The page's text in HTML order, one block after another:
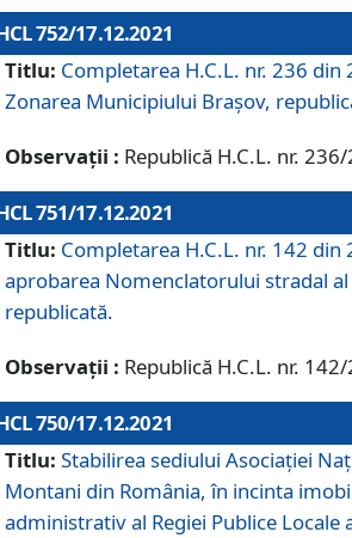
752/17.12.2021
Titlu: Completarea H.C.L. nr. 236
Zonarea Municipiului Braşov,
Observații : Republică H.C.L. nr.
751/17.12.2021
Titlu: Completarea H.C.L. nr. 142
aprobarea Nomenclatorului stradal
republicată.
Observații : Republică H.C.L. nr.
750/17.12.2021
Titlu: Stabilirea sediului Asociației
Montani din România, în incinta
administrativ al Regiei Publice